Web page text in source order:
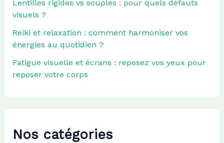
Lentilles rigides vs souples : pour quels défauts
visuels ?
Reiki et relaxation : comment harmoniser vos
énergies au quotidien ?
Fatigue visuelle et écrans : reposez vos yeux pour
reposer votre corps
Nos catégories